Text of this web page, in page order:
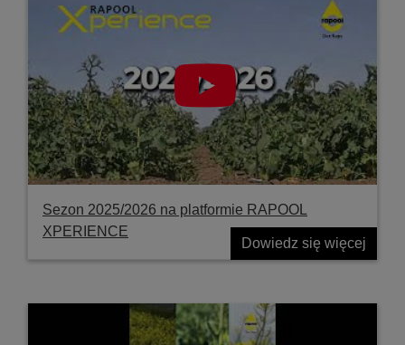
Sezon 2025/2026 na platformie RAPOOL
XPERIENCE
Dowiedz się więcej